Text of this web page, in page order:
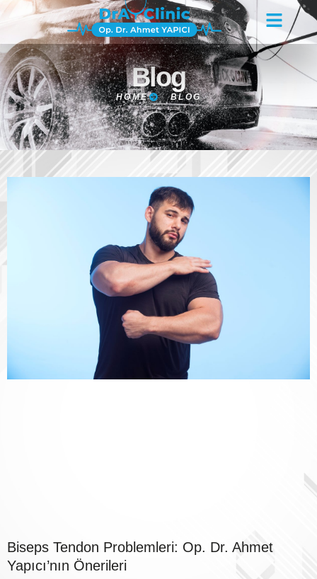
Blog
HOME BLOG
Biseps Tendon Problemleri: Op. Dr. Ahmet
Yapıcı’nın Önerileri